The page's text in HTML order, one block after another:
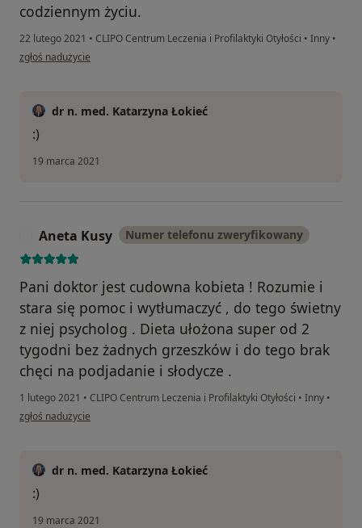
codziennym życiu.
22 lutego 2021 • CLIPO Centrum Leczenia i Profilaktyki Otyłości • Inny •
w opinii użytkownika Joanna
zgłoś nadużycie
dr n. med. Katarzyna Łokieć
:)
19 marca 2021
Aneta Kusy Numer telefonu zweryfikowany
Pani doktor jest cudowna kobieta ! Rozumie i
stara się pomoc i wytłumaczyć , do tego świetny
z niej psycholog . Dieta ułożona super od 2
tygodni bez żadnych grzeszków i do tego brak
chęci na podjadanie i słodycze .
1 lutego 2021 • CLIPO Centrum Leczenia i Profilaktyki Otyłości • Inny •
w opinii użytkownika Aneta Kusy
zgłoś nadużycie
dr n. med. Katarzyna Łokieć
:)
19 marca 2021